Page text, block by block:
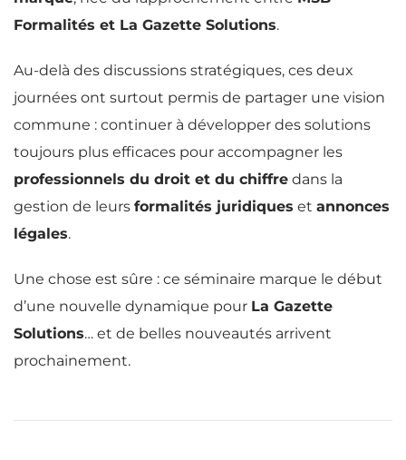
Formalités et La Gazette Solutions.
Au-delà des discussions stratégiques, ces deux
journées ont surtout permis de partager une vision
commune : continuer à développer des solutions
toujours plus efficaces pour accompagner les
professionnels du droit et du chiffre dans la
gestion de leurs formalités juridiques et annonces
légales.
Une chose est sûre : ce séminaire marque le début
d’une nouvelle dynamique pour La Gazette
Solutions… et de belles nouveautés arrivent
prochainement.